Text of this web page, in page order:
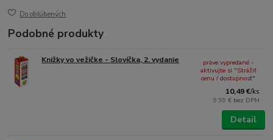
Do obľúbených
Podobné produkty
Knižky vo vežičke - Slovíčka, 2. vydanie
10,49 €/ks
9,99 € bez DPH
práve vypredané -
aktivujte si "Strážiť
cenu / dostupnosť"
Detail